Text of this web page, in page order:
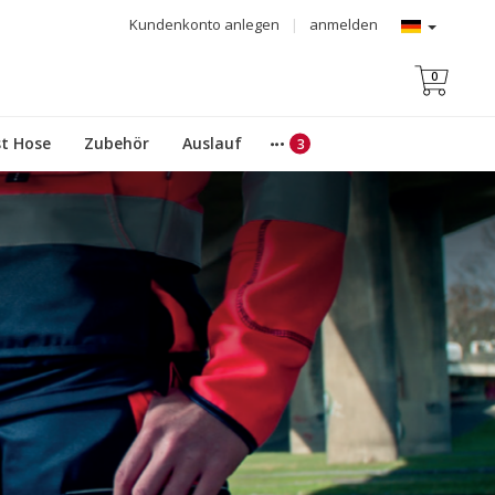
anmelden
|
Kundenkonto anlegen
0
Hose Zubehör Auslauf